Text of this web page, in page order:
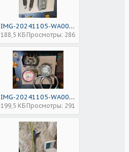
IMG-20241105-WA0005_1730840197451.jpg
188,5 КБ Просмотры: 286
IMG-20241105-WA0007_1730840197595.jpg
199,5 КБ Просмотры: 291